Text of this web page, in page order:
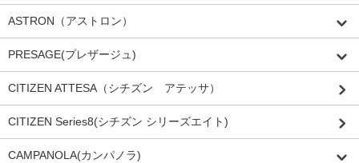
ASTRON（アストロン）
PRESAGE(プレザージュ)
CITIZEN ATTESA（シチズン アテッサ）
CITIZEN Series8(シチズン シリーズエイト)
CAMPANOLA(カンパノラ)